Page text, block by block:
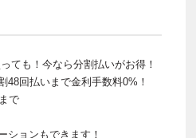
ても！今なら分割払いがお得！
48回払いまで金利手数料0%！
で
ションもできます！